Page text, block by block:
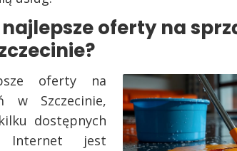
najlepsze oferty na
oferty na
w Szczecinie,
dostępnych
Internet jest